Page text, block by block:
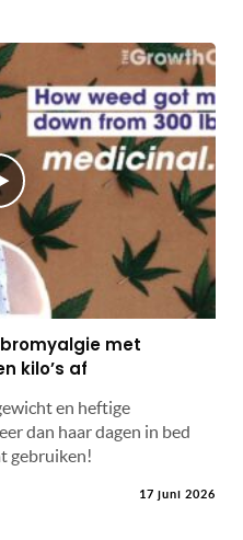
met
kilo’s af
en heftige
dan haar dagen in bed
gebruiken!
17 juni 2026